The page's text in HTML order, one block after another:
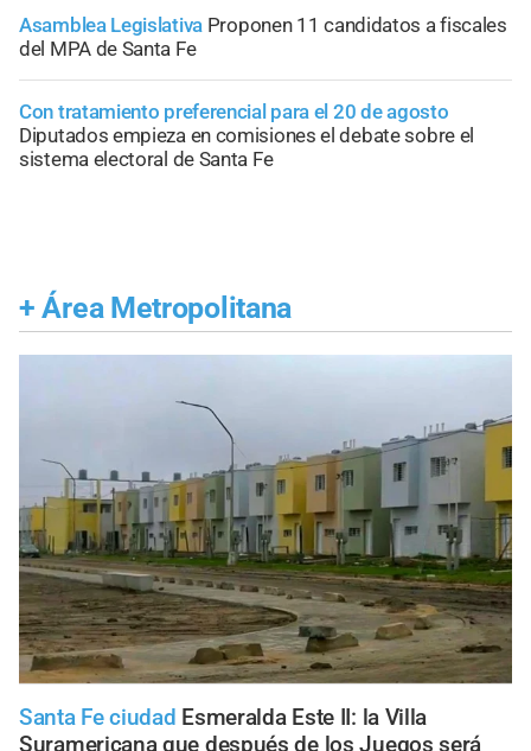
Asamblea Legislativa Proponen 11 candidatos a fiscales
del MPA de Santa Fe
Con tratamiento preferencial para el 20 de agosto
Diputados empieza en comisiones el debate sobre el
sistema electoral de Santa Fe
+ Área Metropolitana
Santa Fe ciudad Esmeralda Este II: la Villa
Suramericana que después de los Juegos será